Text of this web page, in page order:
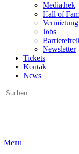
Mediathek
Hall of
Vermietung
Jobs
Newsletter
Tickets
Kontakt
News
Suchen
nach:
Menu